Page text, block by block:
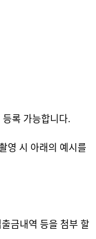
등록 가능합니다.
영 시 아래의 예시를
금내역 등을 첨부 할